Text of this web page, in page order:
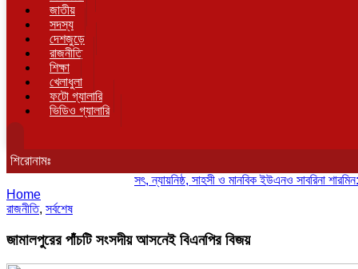
জাতীয়
সদস্য
দেশজুড়ে
রাজনীতি
শিক্ষা
খেলাধুলা
ফটো গ্যালারি
ভিডিও গ্যালারি
শিরোনামঃ
সৎ, ন্যায়নিষ্ঠ, সাহসী ও মানবিক ইউএনও সাবরিনা শারমিন:
Home
রাজনীতি, সর্বশেষ
জামালপুরের পাঁচটি সংসদীয় আসনেই বিএনপির বিজয়